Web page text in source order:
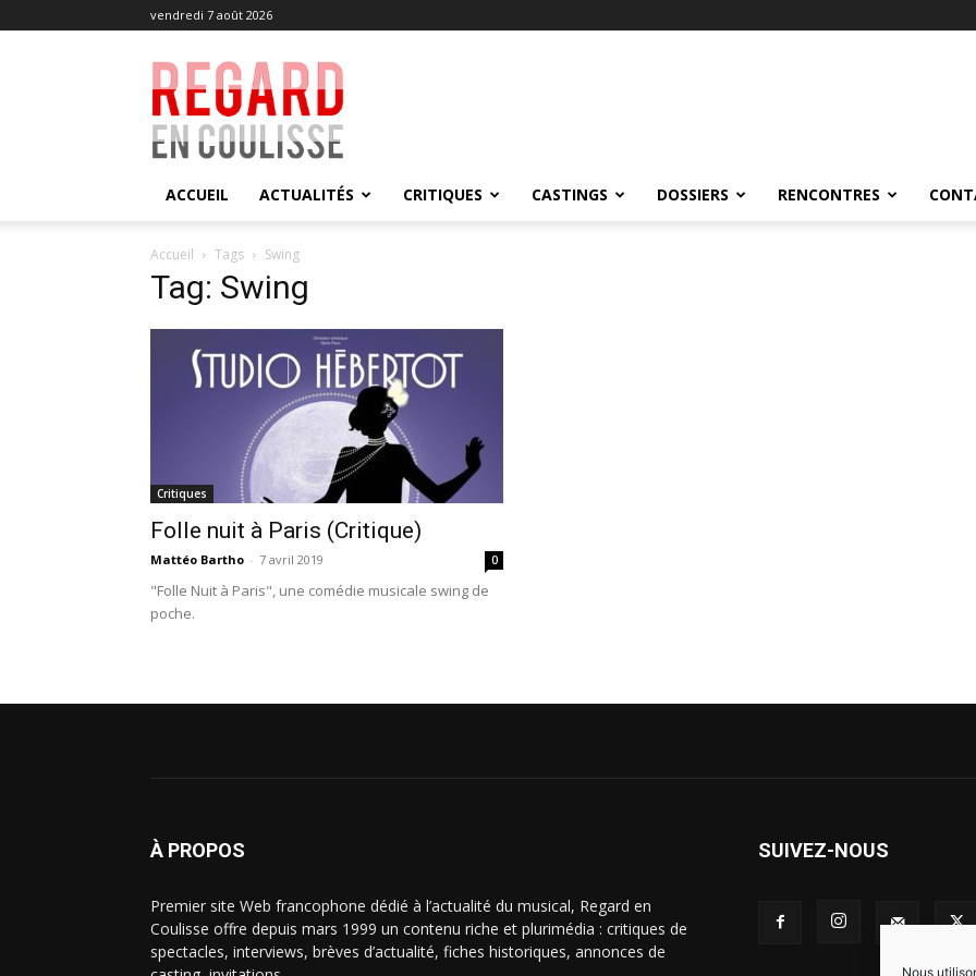
Nous
vendredi 7 août 2026
Regard
en
Coulisse
ACCUEIL ACTUALITÉS CRITIQUES CASTINGS DOSSIERS RENCONTRES
Accueil Tags Swing
Tag: Swing
Critiques
Folle nuit à Paris (Critique)
Mattéo Bartho - 7 avril 2019 0
"Folle Nuit à Paris", une comédie musicale swing de
poche.
À PROPOS
Premier site Web francophone dédié à l’actualité du musical, Regard en
Coulisse offre depuis mars 1999 un contenu riche et plurimédia : critiques de
spectacles, interviews, brèves d’actualité, fiches historiques, annonces de
SUIVEZ-NOUS